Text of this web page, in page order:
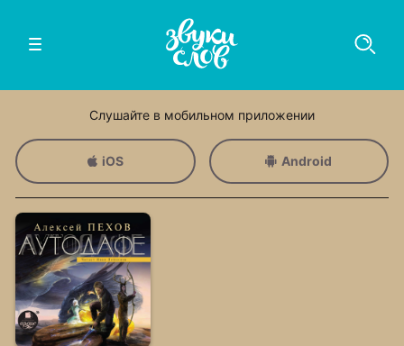
Слушайте в мобильном приложении
iOS Android